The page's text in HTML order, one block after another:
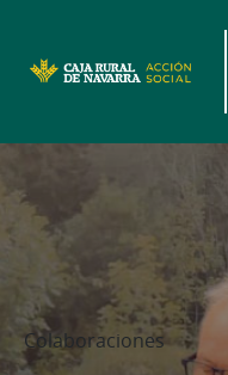
de
prensa
Colaboraciones